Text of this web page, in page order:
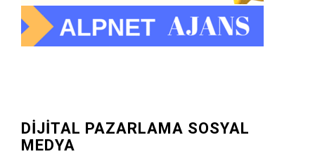
DİJİTAL PAZARLAMA SOSYAL
MEDYA